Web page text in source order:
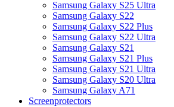
Samsung Galaxy S25 Ultra
Samsung Galaxy S22
Samsung Galaxy S22 Plus
Samsung Galaxy S22 Ultra
Samsung Galaxy S21
Samsung Galaxy S21 Plus
Samsung Galaxy S21 Ultra
Samsung Galaxy S20 Ultra
Samsung Galaxy A71
Screenprotectors